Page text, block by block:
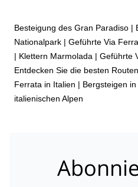
Besteigung des Gran Paradiso |
Nationalpark | Geführte Via
| Klettern Marmolada | Geführte
Entdecken Sie die besten
Ferrata in Italien | Bergsteigen in
italienischen Alpen